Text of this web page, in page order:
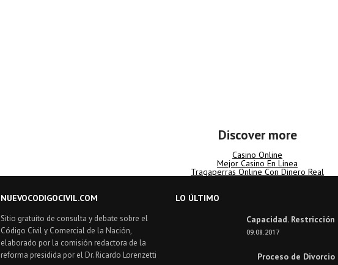
Discover more
Casino Online
Mejor Casino En Línea
Tragaperras Online Con Dinero Real
NUEVOCODIGOCIVIL.COM
Sitio gratuito de consulta y debate sobre el
Código Civil y Comercial de la Nación,
elaborado por la comisión redactora de la
reforma presidida por el Dr. Ricardo Lorenzetti
LO ÚLTIMO
Capacidad. Restricción
09.08.2017
Proceso de Divorcio